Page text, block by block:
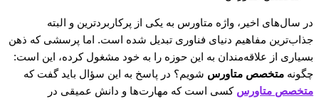
در سال‌های اخیر، واژه متاورس به یکی از پرکاربردترین و البته
جذاب‌ترین مفاهیم دنیای فناوری تبدیل شده است. اما پرسشی که ذهن
بسیاری از علاقه‌مندان به این حوزه را به خود مشغول کرده، این است:
چگونه متخصص متاورس شویم؟ در پاسخ به این سؤال باید گفت که
متخصص متاورس کسی است که مهارت‌ها و دانش عمیقی در